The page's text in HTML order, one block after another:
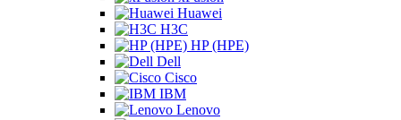
Huawei
H3C
HP (HPE)
Dell
Cisco
IBM
Lenovo